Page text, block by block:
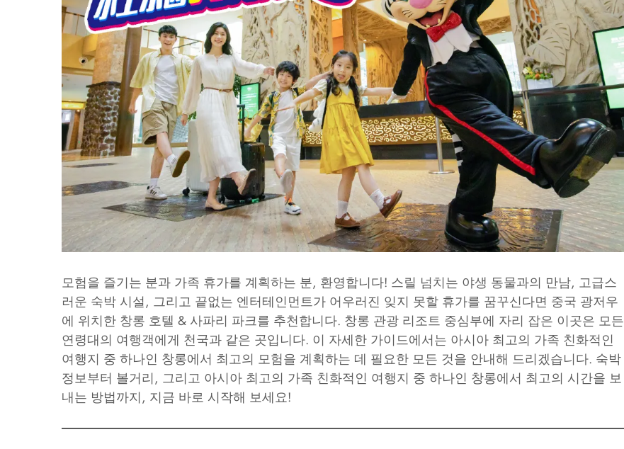
모험을 즐기는 분과 가족 휴가를 계획하는 분, 환영합니다! 스릴 넘치는 야생 동물과의 만남, 고급스
러운 숙박 시설, 그리고 끝없는 엔터테인먼트가 어우러진 잊지 못할 휴가를 꿈꾸신다면 중국 광저우
에 위치한 창롱 호텔 & 사파리 파크를 추천합니다. 창롱 관광 리조트 중심부에 자리 잡은 이곳은 모든
연령대의 여행객에게 천국과 같은 곳입니다. 이 자세한 가이드에서는 아시아 최고의 가족 친화적인
여행지 중 하나인 창롱에서 최고의 모험을 계획하는 데 필요한 모든 것을 안내해 드리겠습니다. 숙박
정보부터 볼거리, 그리고 아시아 최고의 가족 친화적인 여행지 중 하나인 창롱에서 최고의 시간을 보
내는 방법까지, 지금 바로 시작해 보세요!